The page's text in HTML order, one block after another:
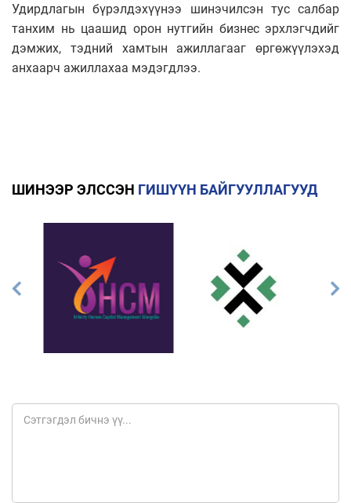
Удирдлагын бүрэлдэхүүнээ шинэчилсэн тус салбар
танхим нь цаашид орон нутгийн бизнес эрхлэгчдийг
дэмжих, тэдний хамтын ажиллагааг өргөжүүлэхэд
анхаарч ажиллахаа мэдэгдлээ.
ШИНЭЭР ЭЛССЭН ГИШҮҮН БАЙГУУЛЛАГУУД